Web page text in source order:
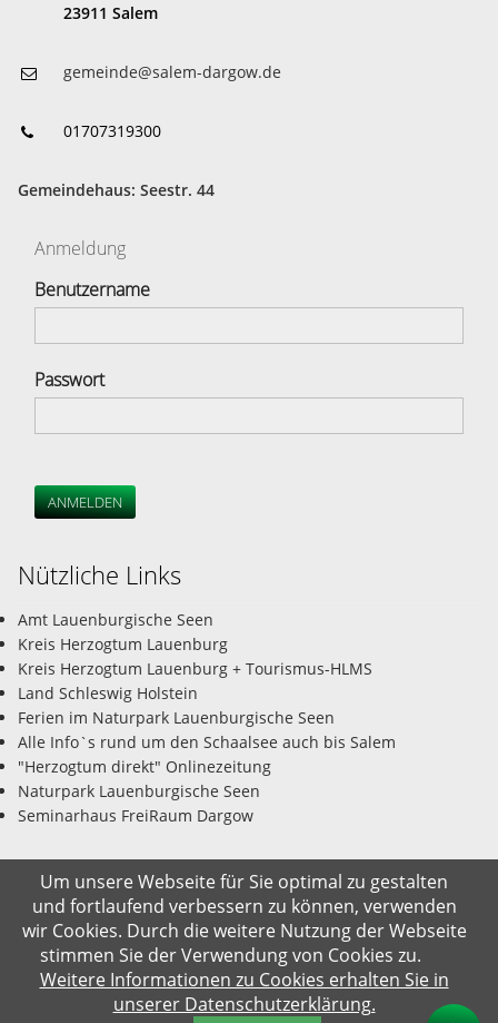
23911 Salem
gemeinde@salem-dargow.de
01707319300
Gemeindehaus: Seestr. 44
Anmeldung
Benutzername
Passwort
ANMELDEN
Nützliche Links
Amt Lauenburgische Seen
Kreis Herzogtum Lauenburg
Kreis Herzogtum Lauenburg + Tourismus-HLMS
Land Schleswig Holstein
Ferien im Naturpark Lauenburgische Seen
Alle Info`s rund um den Schaalsee auch bis Salem
"Herzogtum direkt" Onlinezeitung
Naturpark Lauenburgische Seen
Seminarhaus FreiRaum Dargow
© Gemeinde Salem-Dargow 09.08.2026
Impressum Datenschutz Kontakt Suche
Um unsere Webseite für Sie optimal zu gestalten
und fortlaufend verbessern zu können, verwenden
wir Cookies. Durch die weitere Nutzung der Webseite
stimmen Sie der Verwendung von Cookies zu.
Weitere Informationen zu Cookies erhalten Sie in
unserer Datenschutzerklärung.